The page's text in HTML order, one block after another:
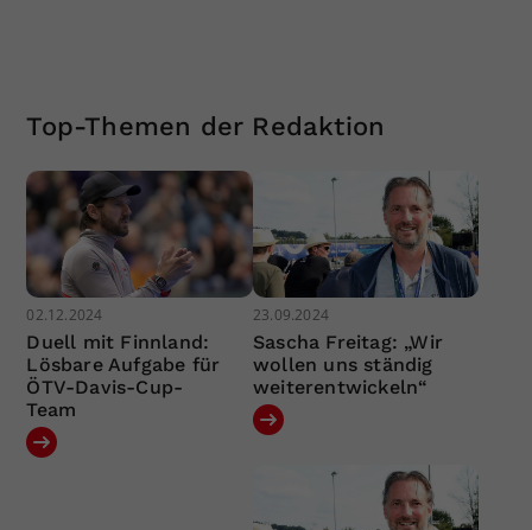
Top-Themen der Redaktion
02.12.2024
Duell mit Finnland:
Lösbare Aufgabe für
ÖTV-Davis-Cup-
Team
23.09.2024
Sascha Freitag: „Wir
wollen uns ständig
weiterentwickeln“